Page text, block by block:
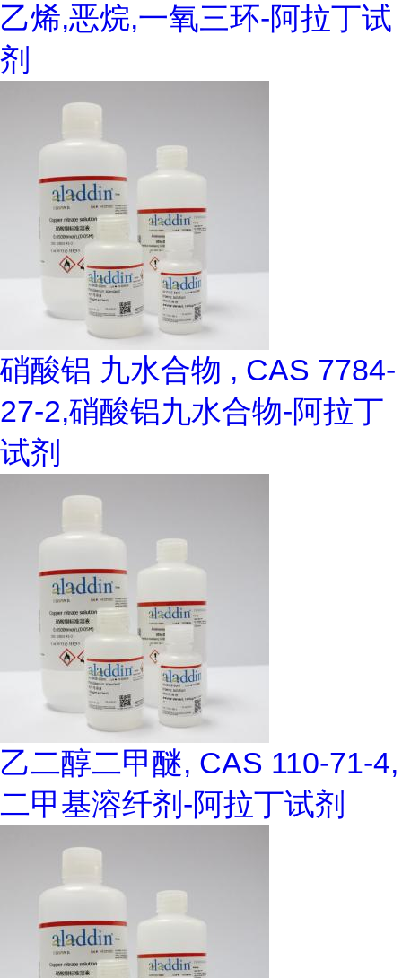
乙烯,恶烷,一氧三环-阿拉丁试
剂
硝酸铝 九水合物 , CAS 7784-
27-2,硝酸铝九水合物-阿拉丁
试剂
乙二醇二甲醚, CAS 110-71-4,
二甲基溶纤剂-阿拉丁试剂